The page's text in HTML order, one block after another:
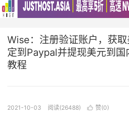
Wise：注册验证账户，获
定到Paypal并提现美元到国
教程
2021-10-03 阅读(26488)  赞(0)